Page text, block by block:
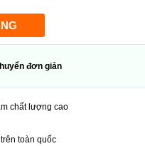
đơn giản
chất lượng cao
toàn quốc